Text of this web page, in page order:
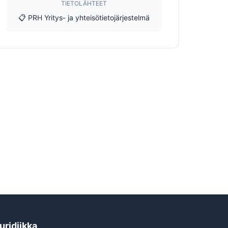
TIETOLÄHTEET
📋 PRH Yritys- ja yhteisötietojärjestelmä